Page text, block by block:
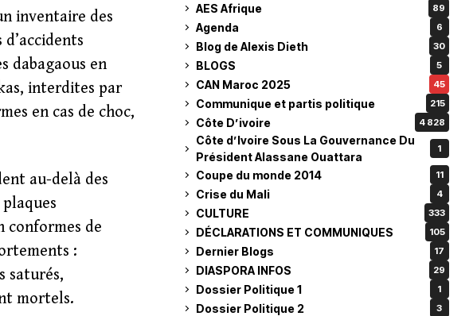
inventaire des
dabagaous en
interdites par
en cas de choc,
au-delà des
conformes de
:
saturés,
mortels.
AES Afrique 89
Agenda 6
Blog de Alexis Dieth 30
BLOGS 5
CAN Maroc 2025 45
Communique et partis politique 215
Côte D’ivoire 4 828
Côte d’Ivoire Sous La Gouvernance Du
Président Alassane Ouattara
1
Coupe du monde 2014 11
Crise du Mali 4
CULTURE 333
DÉCLARATIONS ET COMMUNIQUES 105
Dernier Blogs 17
DIASPORA INFOS 29
Dossier Politique 1 1
Dossier Politique 2 3